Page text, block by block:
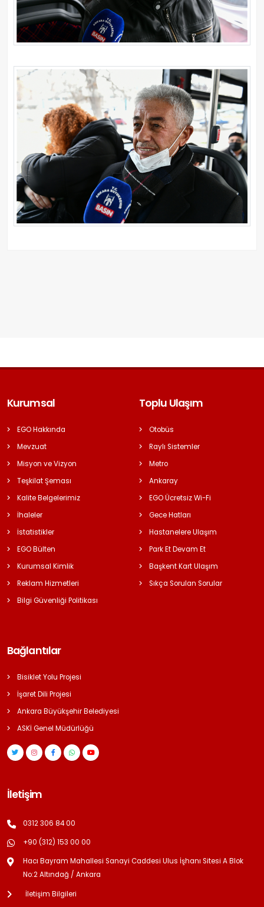
Kurumsal
EGO Hakkında
Mevzuat
Misyon ve Vizyon
Teşkilat Şeması
Kalite Belgelerimiz
İhaleler
İstatistikler
EGO Bülten
Kurumsal Kimlik
Reklam Hizmetleri
Bilgi Güvenliği Politikası
Toplu Ulaşım
Otobüs
Raylı Sistemler
Metro
Ankaray
EGO Ücretsiz Wi-Fi
Gece Hatları
Hastanelere Ulaşım
Park Et Devam Et
Başkent Kart Ulaşım
Sıkça Sorulan Sorular
Bağlantılar
Bisiklet Yolu Projesi
İşaret Dili Projesi
Ankara Büyükşehir Belediyesi
ASKİ Genel Müdürlüğü
İletişim
0312 306 84 00
+90 (312) 153 00 00
Hacı Bayram Mahallesi Sanayi Caddesi Ulus İşhanı Sitesi A Blok
No:2 Altındağ / Ankara
İletişim Bilgileri